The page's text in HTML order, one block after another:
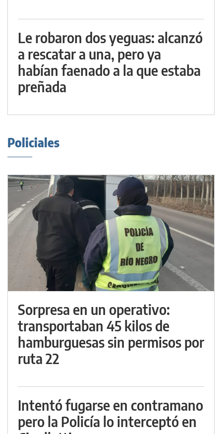
Le robaron dos yeguas: alcanzó
a rescatar a una, pero ya
habían faenado a la que estaba
preñada
Policiales
Sorpresa en un operativo:
transportaban 45 kilos de
hamburguesas sin permisos por
ruta 22
Intentó fugarse en contramano
pero la Policía lo interceptó en